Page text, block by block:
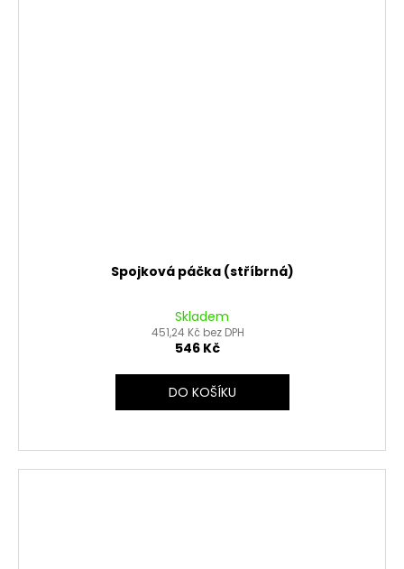
Spojková páčka (stříbrná)
Skladem
451,24 Kč bez DPH
546 Kč
DO KOŠÍKU